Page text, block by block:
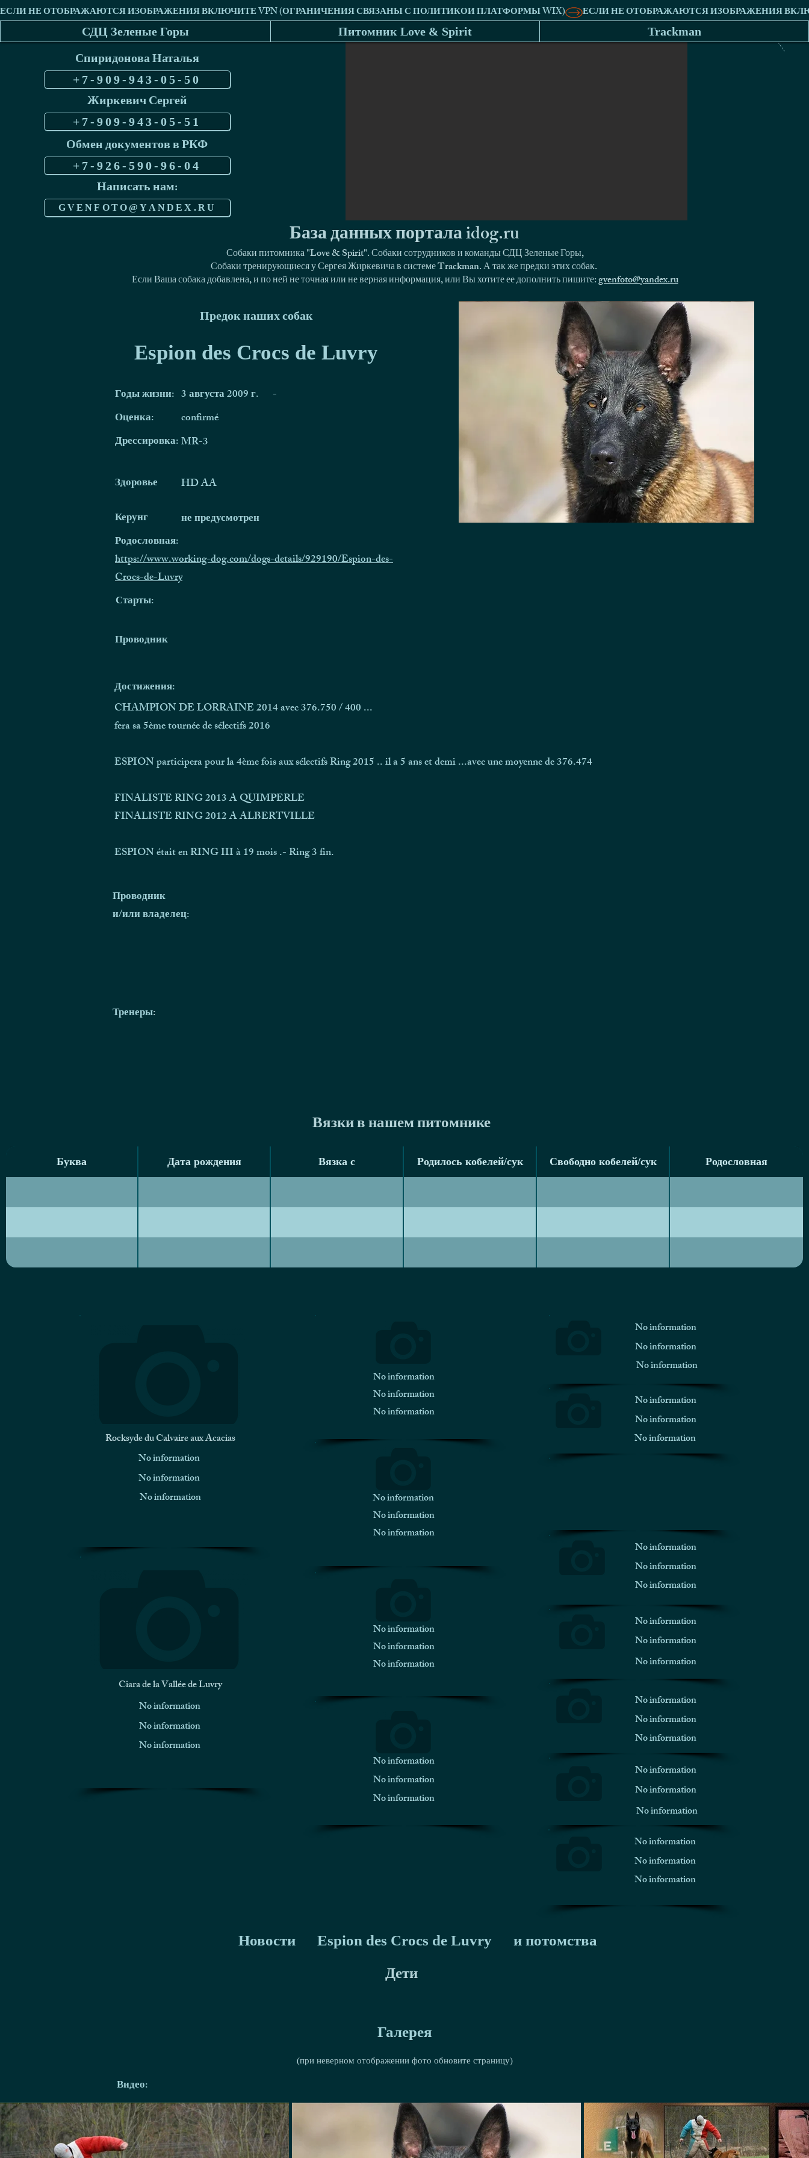
СДЦ Зеленые Горы Питомник Love & Spirit Trackman
Спиридонова Наталья
+7-909-943-05-50
Жиркевич Сергей
+7-909-943-05-51
Обмен документов в РКФ
+7-926-590-96-04
Написать нам:
GVENFOTO@YANDEX.RU
База данных портала idog.ru
Собаки питомника "Love & Spirit". Собаки сотрудников и команды СДЦ Зеленые Горы,
Собаки тренирующиеся у Сергея Жиркевича в системе Trackman. А так же предки этих собак.
Если Ваша собака добавлена, и по ней не точная или не верная информация, или Вы хотите ее дополнить пишите:gvenfoto@yandex.ru
Предок наших собак
Espion des Crocs de Luvry
Годы жизни: 3 августа 2009 г.
-
Оценка:
confirmé
Дрессировка:MR-3
Здоровье
HD AA
Керунг
не предусмотрен
Родословная:
https://www.working-dog.com/dogs-details/929190/Espion-des-
Crocs-de-Luvry
Старты:
Проводник
Достижения:
CHAMPION DE LORRAINE 2014 avec 376.750 / 400 ...
fera sa 5ème tournée de sélectifs 2016
ESPION participera pour la 4ème fois aux sélectifs Ring 2015 .. il a 5 ans et demi ...avec une moyenne de 376.474
FINALISTE RING 2013 A QUIMPERLE
FINALISTE RING 2012 A ALBERTVILLE
ESPION était en RING III à 19 mois .- Ring 3 fin.
Проводник
и/или владелец:
Тренеры:
Вязки в нашем питомнике
Буква Дата рождения Вязка с Родилось кобелей/сук Свободно кобелей/сук Родословная
Буква Дата рождения Вязка с Родилось кобелей/сук Свободно кобелей/сук Родословная
Rocksyde du Calvaire aux Acacias
No information
No information
No information
Ciara de la Vallée de Luvry
No information
No information
No information
No information
No information
No information
No information
No information
No information
No information
No information
No information
No information
No information
No information
No information
No information
No information
No information
No information
No information
No information
No information
No information
No information
No information
No information
No information
No information
No information
No information
No information
No information
No information
No information
No information
Новости Espion des Crocs de Luvry и потомства
Дети
Галерея
(при неверном отображении фото обновите страницу)
Видео: